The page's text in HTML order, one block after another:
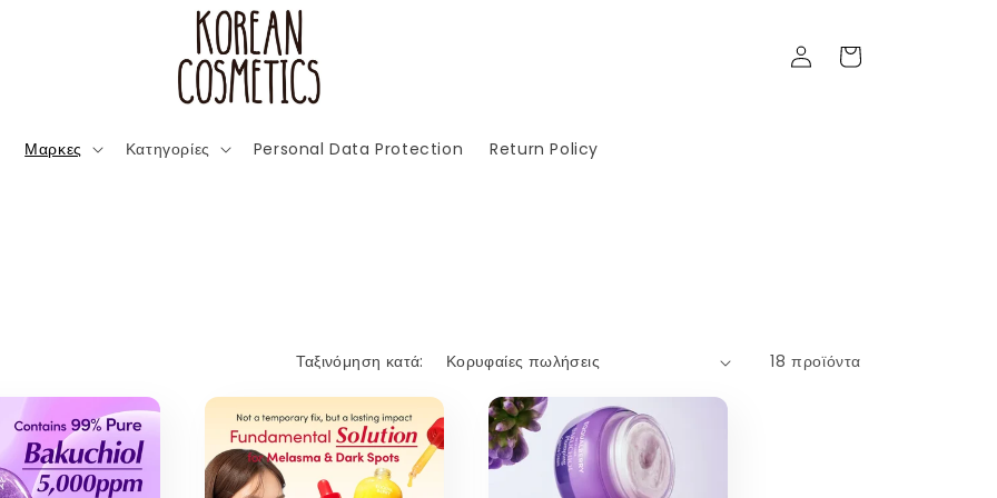
Μαρκες Κατηγορίες Personal Data Protection Return Policy
Σύνδεση Καλάθι
Ταξινόμηση κατά: 18 προϊόντα